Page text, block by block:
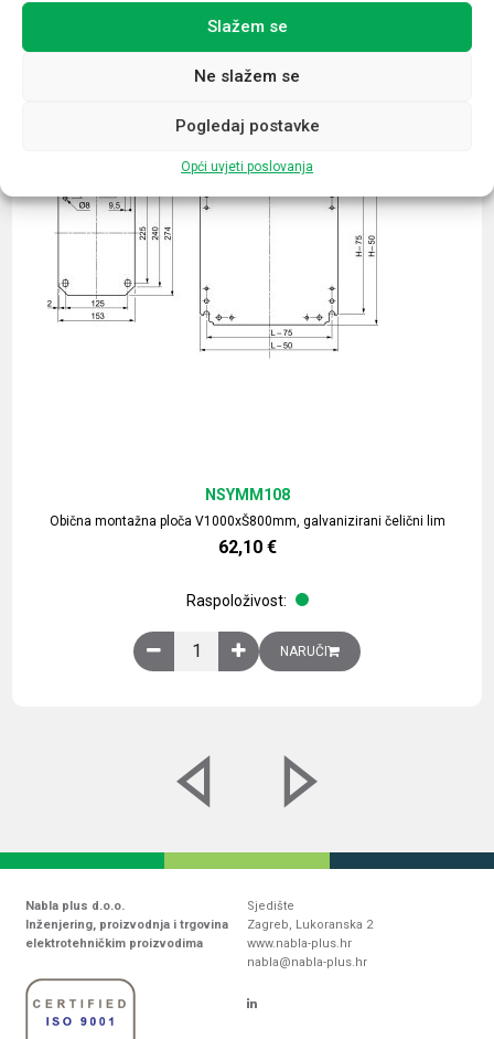
Slažem se
Ne slažem se
Pogledaj postavke
Opći uvjeti poslovanja
Povezani proizvodi
Obična montažna ploča V1000xŠ800mm, galvanizirani čelični lim
NSYMM108
62,10 €
Raspoloživost:
Obična montažna ploča V1000xŠ800mm,
NARUČI
Nabla plus d.o.o.
Inženjering, proizvodnja i trgovina
elektrotehničkim proizvodima
Sjedište
Zagreb, Lukoranska 2
www.nabla-plus.hr
nabla@nabla-plus.hr